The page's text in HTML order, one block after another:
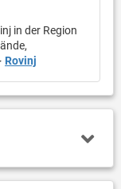
in der Region
Rovinj